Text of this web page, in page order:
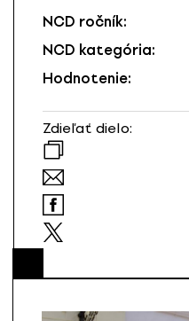
NCD ročník:
NCD kategória:
Hodnotenie:
Zdieľať dielo: